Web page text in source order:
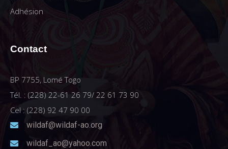
Adhésion
Contact
BP 7755, Lomé Togo
Tél. : (228) 22-61 26 79/ 22 61 73 90
Cel : (228) 92 47 90 00
wildaf@wildaf-ao.org
wildaf_ao@yahoo.com